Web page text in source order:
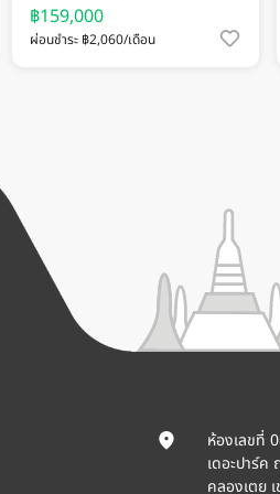
฿159,000
ผ่อนชำระ ฿2,060/เดือน
ห้องเลขที่
เดอะปาร์ค
คลองเตย